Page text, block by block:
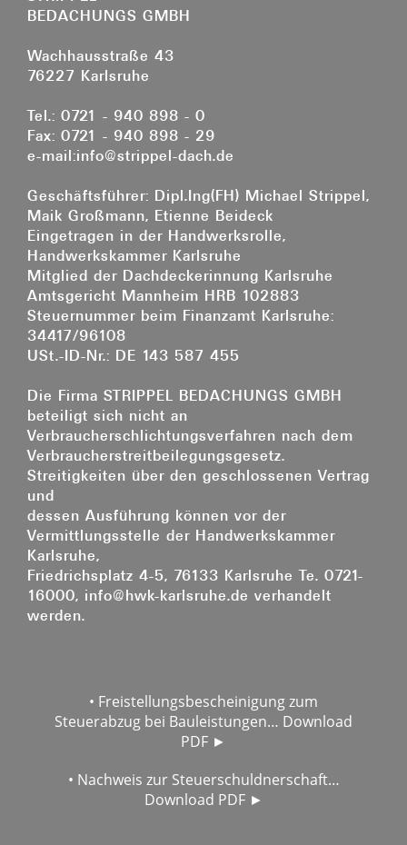
Steildach
Baublechnerei
Zimmerarbeiten
Dachflächenfenster
Wartung
Kontakt
BEDACHUNGS GMBH
Wachhausstraße 43
76227 Karlsruhe
Tel.: 0721 - 940 898 - 0
Fax: 0721 - 940 898 - 29
e-mail:info@strippel-dach.de
Geschäftsführer: Dipl.Ing(FH) Michael Strippel,
Maik Großmann, Etienne Beideck
Eingetragen in der Handwerksrolle,
Handwerkskammer Karlsruhe
Mitglied der Dachdeckerinnung Karlsruhe
Amtsgericht Mannheim HRB 102883
Steuernummer beim Finanzamt Karlsruhe:
34417/96108
USt.-ID-Nr.: DE 143 587 455
Die Firma STRIPPEL BEDACHUNGS GMBH
beteiligt sich nicht an
Verbraucherschlichtungsverfahren nach dem
Verbraucherstreitbeilegungsgesetz.
Streitigkeiten über den geschlossenen Vertrag
und
dessen Ausführung können vor der
Vermittlungsstelle der Handwerkskammer
Karlsruhe,
Friedrichsplatz 4-5, 76133 Karlsruhe Te. 0721-
16000, info@hwk-karlsruhe.de verhandelt
werden.
• Freistellungsbescheinigung zum
Steuerabzug bei Bauleistungen… Download
PDF ►
• Nachweis zur Steuerschuldnerschaft…
Download PDF ►